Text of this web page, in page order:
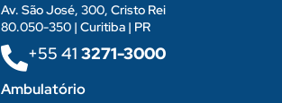
Av. São José, 300, Cristo Rei
80.050-350 | Curitiba | PR
+55 41 3271-3000
Ambulatório